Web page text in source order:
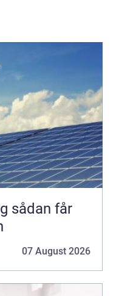
07 August 2026